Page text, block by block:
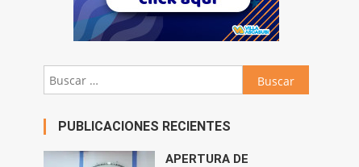
Buscar:
PUBLICACIONES RECIENTES
APERTURA DE